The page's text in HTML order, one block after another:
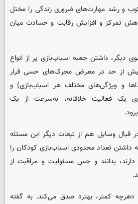
و رشد مهارت‌های ضروری زندگی را مختل
تمرکز و افزایش رقابت و حسادت میان
دیگر، داشتن جعبه اسباب‌بازی پر از انواع
بیش از حد در معرض محرک‌های حسی قرار
و ویژگی‌های مختلف هر اسباب‌بازی) و
یک فعالیت خلاقانه، به‌سرعت از یک
وسایل هم از تبعات دیگر این مسئله
تعداد محدودی اسباب‌بازی کودکان را
بدانند و حس مسئولیت و مراقبت از
«هرچه کمتر، بهتر» صدق می‌کند. به گفته